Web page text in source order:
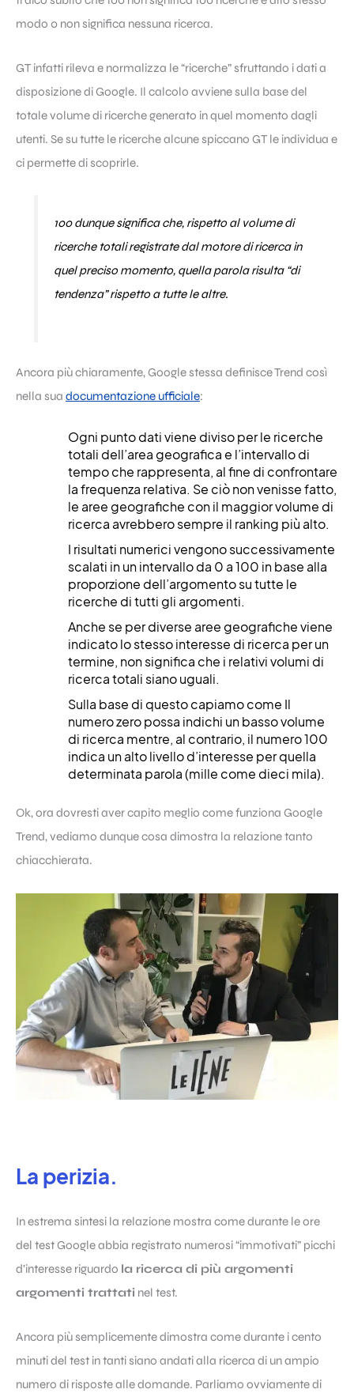
modo 0 non significa nessuna ricerca.
GT infatti rileva e normalizza le “ricerche” sfruttando i dati a
disposizione diGoogle. Il calcolo avviene sulla base del
totale volume di ricerche generato in quel momento dagli
utenti. Se su tutte le ricerche alcune spiccano GT le individua e
ci permette di scoprirle.
100 dunque significa che, rispetto al volume di
ricerche totali registrate dalmotore di ricercain
quel preciso momento, quella parola risulta “di
tendenza” rispetto a tutte le altre.
Ancora più chiaramente,Googlestessa definisce Trend così
nella sua documentazione ufficiale:
Ogni punto dati viene diviso per le ricerche
totali dell’area geografica e l’intervallo di
tempo che rappresenta, al fine di confrontare
la frequenza relativa. Se ciò non venisse fatto,
le aree geografiche con il maggior volume di
ricerca avrebbero sempre il ranking più alto.
I risultati numerici vengono successivamente
scalati in un intervallo da 0 a 100 in base alla
proporzione dell’argomento su tutte le
ricerche di tutti gli argomenti.
Anche se per diverse aree geografiche viene
indicato lo stesso interesse di ricerca per un
termine, non significa che i relativi volumi di
ricerca totali siano uguali.
Sulla base di questo capiamo come Il
numero zero possa indichi un basso volume
di ricerca mentre, al contrario, il numero 100
indica un alto livello d’interesse per quella
determinata parola (mille come dieci mila).
Ok, ora dovresti aver capito meglio come funziona Google
Trend, vediamo dunque cosa dimostra la relazione tanto
chiacchierata.
La perizia.
In estrema sintesi la relazione mostra come durante le ore
del testGoogleabbia registrato numerosi “immotivati” picchi
d’interesse riguardo la ricerca di più argomenti
argomenti trattati nel test.
Ancora più semplicemente dimostra come durante i cento
minuti del test in tanti siano andati alla ricerca di un ampio
numero di risposte alle domande. Parliamo ovviamente di